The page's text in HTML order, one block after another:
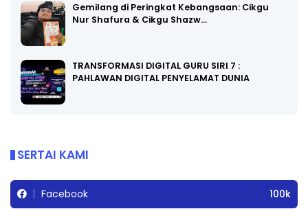
Gemilang di Peringkat Kebangsaan: Cikgu
Nur Shafura & Cikgu Shazw…
TRANSFORMASI DIGITAL GURU SIRI 7 :
PAHLAWAN DIGITAL PENYELAMAT DUNIA
SERTAI KAMI
Facebook 100k